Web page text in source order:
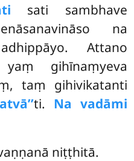
sati sambhave
na
Attano
gihīnaṃyeva
taṃ gihivikatanti
ti. Na vadāmi
niṭṭhitā.